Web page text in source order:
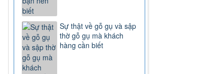
Sự thật về gỗ gụ và sập
thờ gỗ gụ mà khách
hàng cần biết